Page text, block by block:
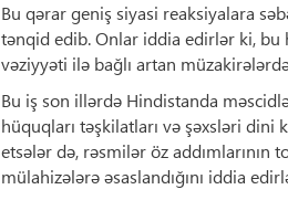
Bu qərar geniş siyasi reaksiyalara
tənqid edib. Onlar iddia edirlər ki, bu
vəziyyəti ilə bağlı artan
Bu iş son illərdə Hindistanda
hüquqları təşkilatları və şəxsləri dini
etsələr də, rəsmilər öz addımlarının
mülahizələrə əsaslandığını iddia